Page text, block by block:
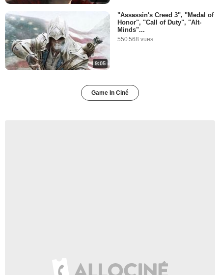
9:05
"Assassin's Creed 3", "Medal of
Honor", "Call of Duty", "Alt-
Minds"...
550 568 vues
Game In Ciné